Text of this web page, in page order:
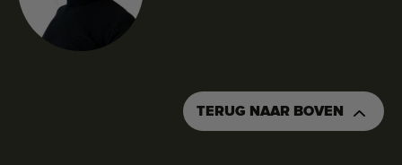
TERUG NAAR BOVEN